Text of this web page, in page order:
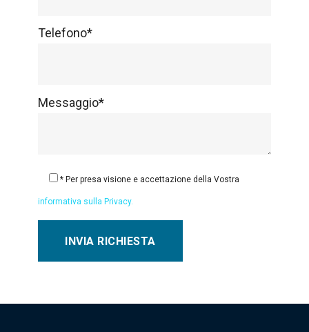
Telefono*
Messaggio*
* Per presa visione e accettazione della Vostra
informativa sulla Privacy.